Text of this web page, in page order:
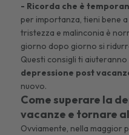
- Ricorda che è
per importanza, tieni bene
tristezza e malinconia è
giorno dopo giorno si
Questi consigli ti aiuteranno
depressione post
nuovo.
Come superare la
vacanze e tornare
Ovviamente, nella maggior